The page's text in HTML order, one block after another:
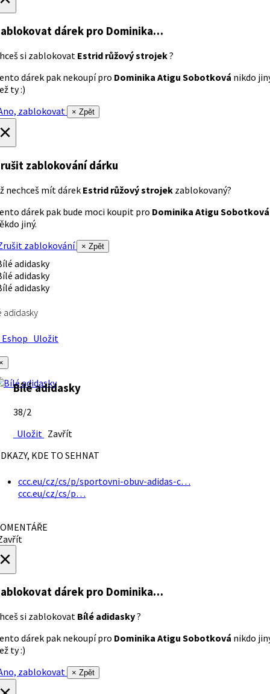
dárek pro Dominika…
si zablokovat Estrid růžový strojek?
dárek pak nekoupí pro Dominika Atigu Sobotková nikdo
ty :)
zablokovat
× Zpět
zablokování dárku
nechceš mít dárek Estrid růžový strojek zablokovaný?
dárek pak bude moci koupit pro Dominika Atigu Sobotková
jiný.
zablokování
× Zpět
adidasky
Uložit
Bílé adidasky
38/2
Uložit Zavřít
KDE TO SEHNAT
ccc.eu/cz/cs/p/sportovni-obuv-adidas-c…
ccc.eu/cz/cs/p…
dárek pro Dominika…
si zablokovat Bílé adidasky?
dárek pak nekoupí pro Dominika Atigu Sobotková nikdo
ty :)
zablokovat
× Zpět